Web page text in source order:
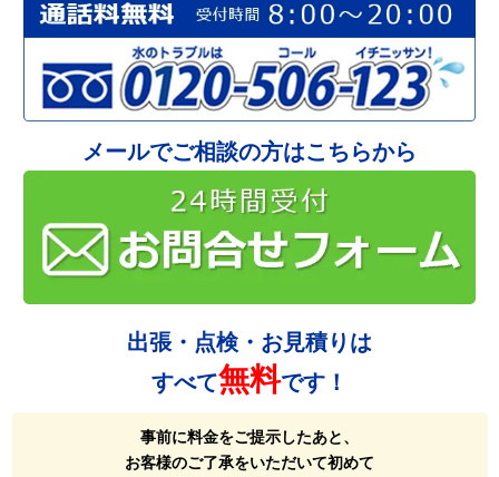
メールでご相談の方はこちらから
出張・点検・お見積りは
すべて無料です！
事前に料金をご提示したあと、
お客様のご了承をいただいて初めて